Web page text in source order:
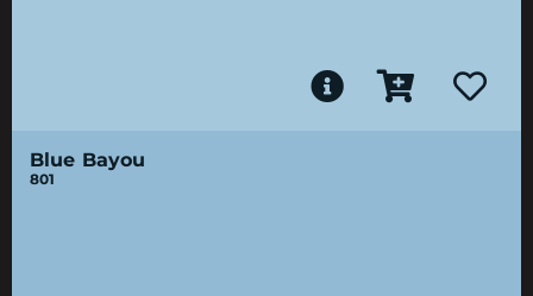
Blue Bayou
801